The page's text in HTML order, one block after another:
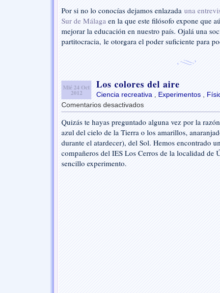
Por si no lo conocías dejamos enlazada una
Sur de Málaga en la que este filósofo expone que
mejorar la educación en nuestro país. Ojalá una
partitocracia, le otorgara el poder suficiente para
Mié 24 Oct
2012
Los colores del aire
Ciencia recreativa , Experimentos ,
Comentarios desactivadosen
Los
colores
del
aire
Quizás te hayas preguntado alguna vez por la
azul del cielo de la Tierra o los amarillos,
durante el atardecer), del Sol. Hemos encontrado
compañeros del IES Los Cerros de la localidad de
sencillo experimento.